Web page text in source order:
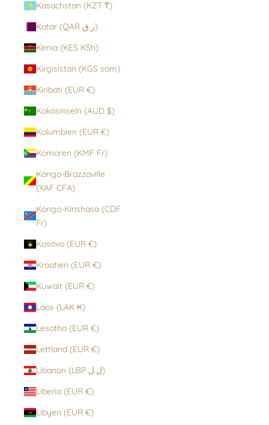
Kasachstan (KZT ₸)
Katar (QAR ر.ق)
Kenia (KES KSh)
Kirgisistan (KGS som)
Kiribati (EUR €)
Kokosinseln (AUD $)
Kolumbien (EUR €)
Komoren (KMF Fr)
Kongo-Brazzaville
(XAF CFA)
Kongo-Kinshasa (CDF
Fr)
Kosovo (EUR €)
Kroatien (EUR €)
Kuwait (EUR €)
Laos (LAK ₭)
Lesotho (EUR €)
Lettland (EUR €)
Libanon (LBP ل.ل)
Liberia (EUR €)
Libyen (EUR €)